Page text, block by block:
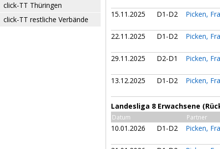
click-TT Thüringen
click-TT restliche Verbände
15.11.2025 D1-D2 Picken,
22.11.2025 D1-D2 Picken,
29.11.2025 D2-D1 Picken,
13.12.2025 D1-D2 Picken,
Landesliga 8 Erwachsene
Datum Partner
10.01.2026 D1-D2 Picken,